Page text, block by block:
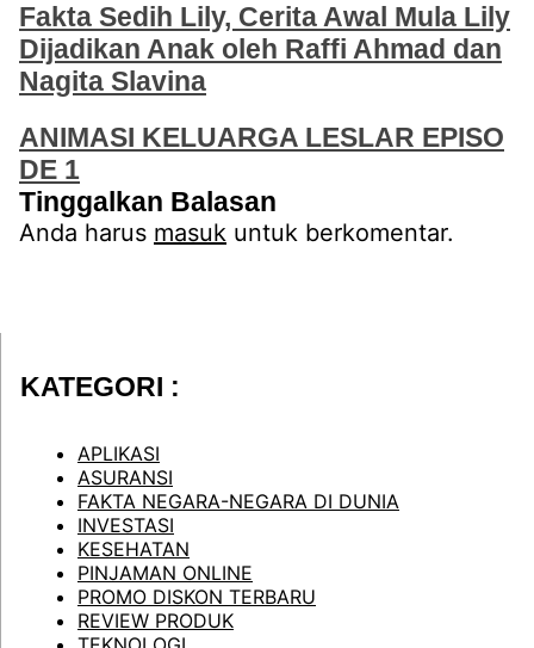
Fakta Sedih Lily, Cerita Awal Mula Lily
Dijadikan Anak oleh Raffi Ahmad dan
Nagita Slavina
ANIMASI KELUARGA LESLAR EPISO
DE 1
Tinggalkan Balasan
Anda harus masuk untuk berkomentar.
KATEGORI :
APLIKASI
ASURANSI
FAKTA NEGARA-NEGARA DI DUNIA
INVESTASI
KESEHATAN
PINJAMAN ONLINE
PROMO DISKON TERBARU
REVIEW PRODUK